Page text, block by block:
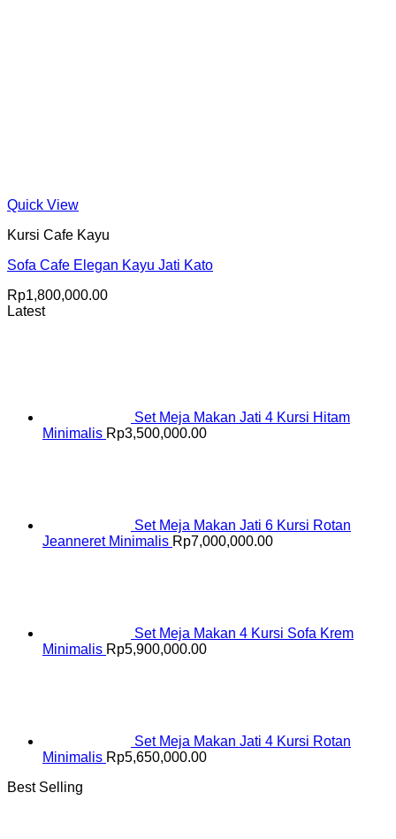
Quick View
Kursi Cafe Kayu
Sofa Cafe Elegan Kayu Jati Kato
Rp1,800,000.00
Latest
Set Meja Makan Jati 4 Kursi Hitam
Minimalis Rp3,500,000.00
Set Meja Makan Jati 6 Kursi Rotan
Jeanneret Minimalis Rp7,000,000.00
Set Meja Makan 4 Kursi Sofa Krem
Minimalis Rp5,900,000.00
Set Meja Makan Jati 4 Kursi Rotan
Minimalis Rp5,650,000.00
Best Selling